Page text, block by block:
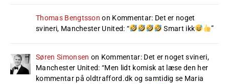
Thomas Bengtsson on Kommentar: Det er noget
svineri, Manchester United: “ Smart ikk ”
Søren Simonsen on Kommentar: Det er noget svineri,
Manchester United: “Men lidt komisk at læse den her
kommentar på oldtrafford.dk og samtidig se Maria